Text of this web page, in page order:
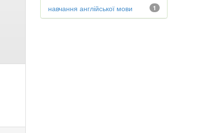
1
навчання англійської мови